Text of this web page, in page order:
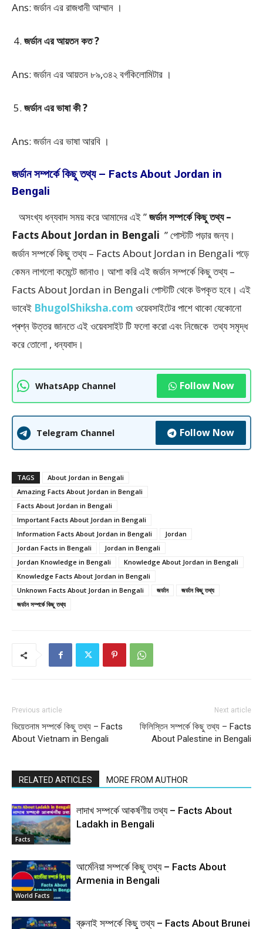
Ans: জর্ডান এর রাজধানী আম্মান ।
জর্ডান এর আয়তন কত ?
Ans: জর্ডান এর আয়তন ৮৯,৩৪২ বর্গকিলোমিটার ।
জর্ডান এর ভাষা কী ?
Ans: জর্ডান এর ভাষা আরবি ।
জর্ডান সম্পর্কে কিছু তথ্য – Facts About Jordan in
Bengali
অসংখ্য ধন্যবাদ সময় করে আমাদের এই ”জর্ডান সম্পর্কে কিছু তথ্য –
Facts About Jordan in Bengali ” পােস্টটি পড়ার জন্য।
জর্ডান সম্পর্কে কিছু তথ্য – Facts About Jordan in Bengali পড়ে
কেমন লাগলো কমেন্টে জানাও। আশা করি এই জর্ডান সম্পর্কে কিছু তথ্য –
Facts About Jordan in Bengali পোস্টটি থেকে উপকৃত হবে। এই
ভাবেই BhugolShiksha.com ওয়েবসাইটের পাশে থাকো যেকোনো
প্ৰশ্ন উত্তর জানতে এই ওয়েবসাইট টি ফলাে করো এবং নিজেকে তথ্য সমৃদ্ধ
করে তোলো , ধন্যবাদ।
WhatsApp Channel Follow Now
Telegram Channel Follow Now
TAGS
About Jordan in Bengali
Amazing Facts About Jordan in Bengali
Facts About Jordan in Bengali
Important Facts About Jordan in Bengali
Information Facts About Jordan in Bengali
Jordan
Jordan Facts in Bengali
Jordan in Bengali
Jordan Knowledge in Bengali
Knowledge About Jordan in Bengali
Knowledge Facts About Jordan in Bengali
Unknown Facts About Jordan in Bengali
জর্ডান
জর্ডান কিছু তথ্য
জর্ডান সম্পর্কে কিছু তথ্য
Previous article
ভিয়েতনাম সম্পর্কে কিছু তথ্য – Facts
About Vietnam in Bengali
Next article
ফিলিস্তিন সম্পর্কে কিছু তথ্য – Facts
About Palestine in Bengali
RELATED ARTICLES MORE FROM AUTHOR
Facts
লাদাখ সম্পর্কে আকর্ষণীয় তথ্য – Facts About
Ladakh in Bengali
World Facts
আর্মেনিয়া সম্পর্কে কিছু তথ্য – Facts About
Armenia in Bengali
ব্রুনাই সম্পর্কে কিছু তথ্য – Facts About Brunei